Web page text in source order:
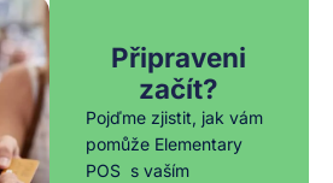
Připraveni
začít?
Pojďme zjistit, jak vám
pomůže Elementary
POS s vaším